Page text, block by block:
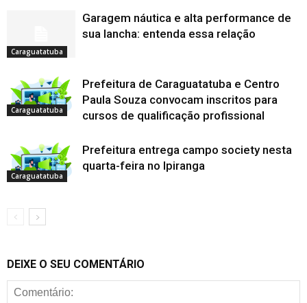
Caraguatatuba
Garagem náutica e alta performance de
sua lancha: entenda essa relação
Caraguatatuba
Prefeitura de Caraguatatuba e Centro
Paula Souza convocam inscritos para
cursos de qualificação profissional
Caraguatatuba
Prefeitura entrega campo society nesta
quarta-feira no Ipiranga
DEIXE O SEU COMENTÁRIO